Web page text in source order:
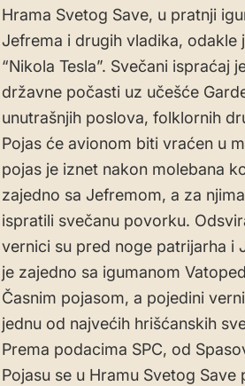
Hrama Svetog Save, u pratnji
Jefrema i drugih vladika,
“Nikola Tesla”. Svečani
državne počasti uz učešće
unutrašnjih poslova, folklornih
Pojas će avionom biti vraćen u
pojas je iznet nakon molebana
zajedno sa Jefremom, a za
ispratili svečanu povorku.
vernici su pred noge patrijarha i
je zajedno sa igumanom
Časnim pojasom, a pojedini
jednu od najvećih hrišćanskih
Prema podacima SPC, od
Pojasu se u Hramu Svetog Save